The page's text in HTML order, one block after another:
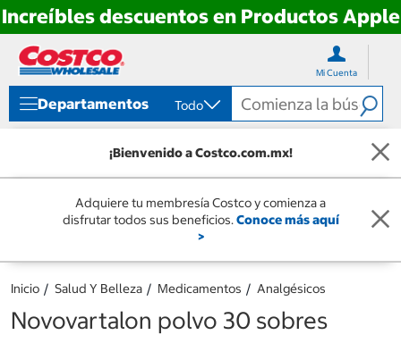
Increíbles descuentos en Productos Apple
directo
contenido
directo
menú
navegación
Mi Cuenta
Departamentos Todo
¡Bienvenido a Costco.com.mx!
Adquiere tu membresía Costco y comienza a
disfrutar todos sus beneficios.Conoce más aquí
>
Inicio Salud Y Belleza Medicamentos Analgésicos
Novovartalon polvo 30 sobres